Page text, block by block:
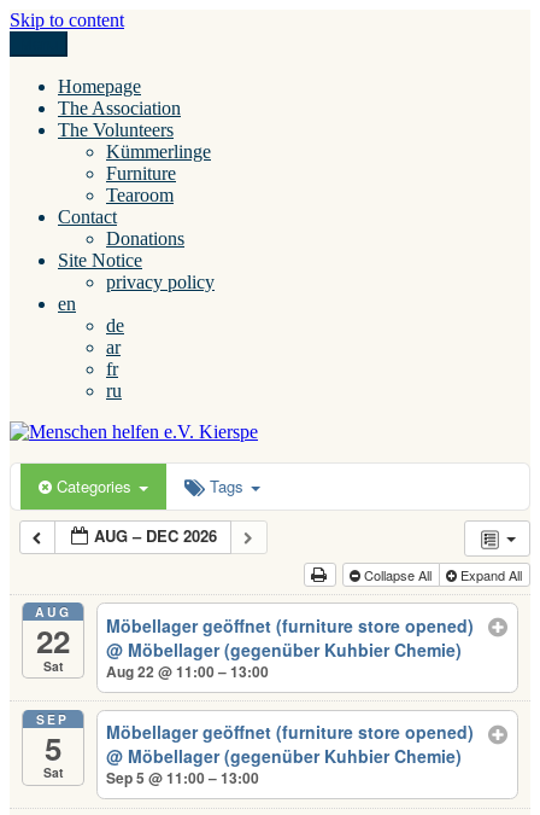
Skip to content
Menschen helfen e.V. Kierspe
Homepage
The Association
The Volunteers
Kümmerlinge
Furniture
Tearoom
Contact
Donations
Site Notice
privacy policy
en
de
ar
fr
ru
Categories Tags
AUG – DEC 2026
Collapse All Expand All
AUG
22
Sat
Möbellager geöffnet (furniture store opened)
@ Möbellager (gegenüber Kuhbier Chemie)
Aug 22 @ 11:00 – 13:00
SEP
5
Sat
Möbellager geöffnet (furniture store opened)
@ Möbellager (gegenüber Kuhbier Chemie)
Sep 5 @ 11:00 – 13:00